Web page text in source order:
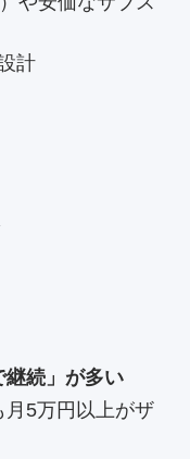
計
継続」が多い
5万円以上がザ